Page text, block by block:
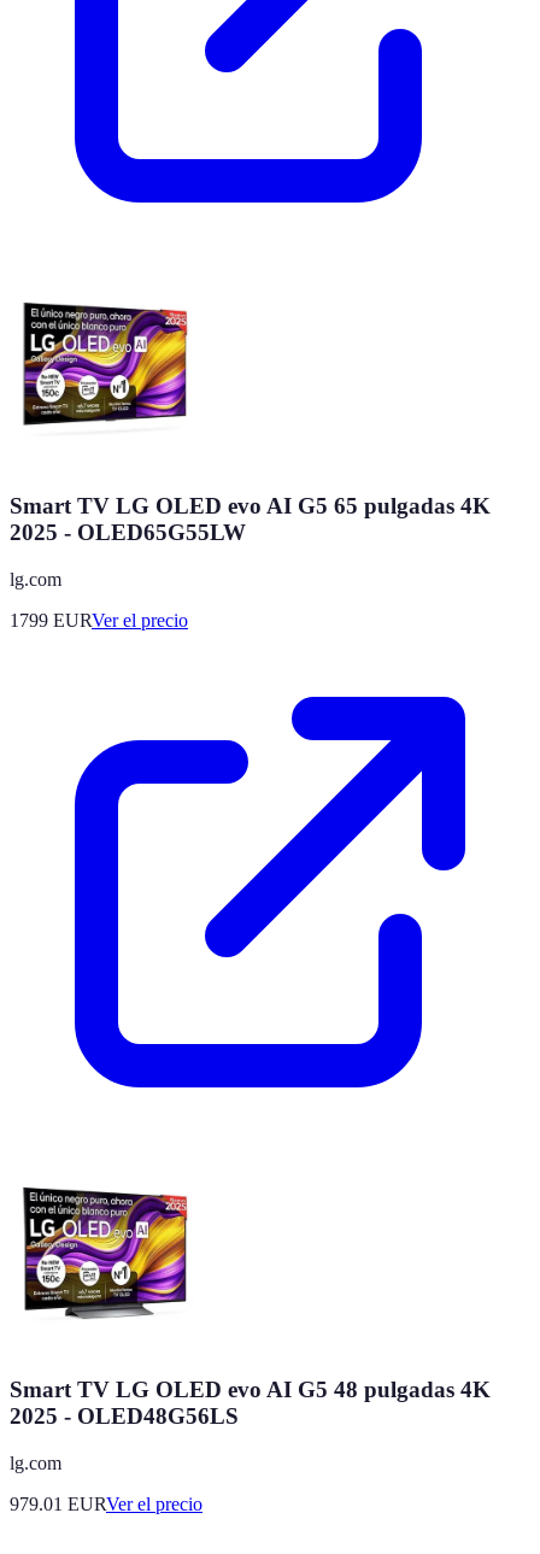
Smart TV LG OLED evo AI G5 65 pulgadas 4K
2025 - OLED65G55LW
lg.com
1799 EURVer el precio
Smart TV LG OLED evo AI G5 48 pulgadas 4K
2025 - OLED48G56LS
lg.com
979.01 EURVer el precio